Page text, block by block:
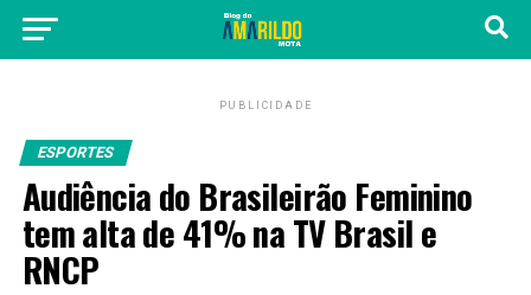
PUBLICIDADE
ESPORTES
Audiência do Brasileirão Feminino
tem alta de 41% na TV Brasil e
RNCP